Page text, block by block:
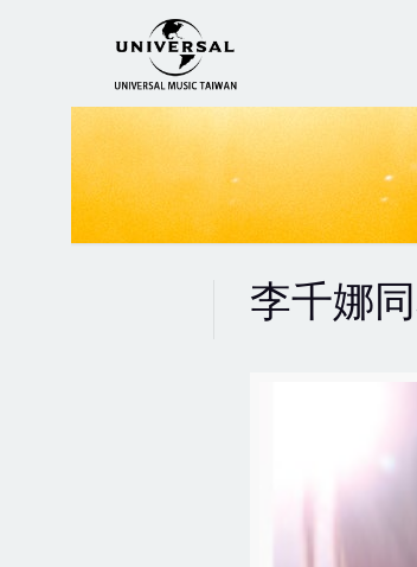
李千娜